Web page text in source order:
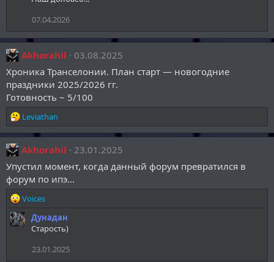
и
и
:
07.04.2026
Akhorahil
03.08.2025
Хроника Транселонии. План старт — новогодние
праздники 2025/2026 гг.
Готовность ~ 5/100
Р
е
а
к
и
и
Leviathan
Akhorahil
23.01.2025
Упустил момент, когда данный форум превратился в
форум по ипэ...
Р
а
Voices
Дунадан
Старость)
23.01.2025